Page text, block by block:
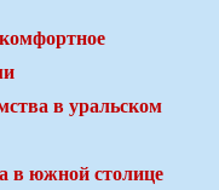
в уральском
в южной столице